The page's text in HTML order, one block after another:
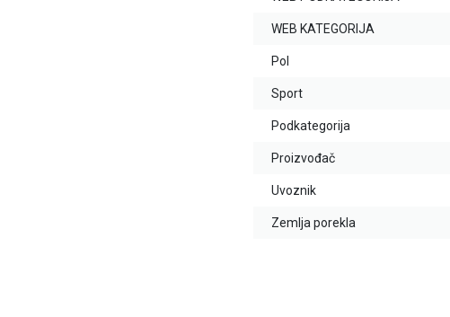
WEB KATEGORIJA
Pol
Sport
Podkategorija
Proizvođač
Uvoznik
Zemlja porekla